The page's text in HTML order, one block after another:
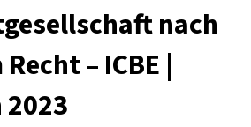
nach
– ICBE |